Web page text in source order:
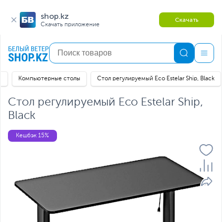
shop.kz
Скачать приложение
Скачать
Компьютерные столы Стол регулируемый Eco Estelar Ship, Black
Стол регулируемый Eco Estelar Ship,
Black
Кешбэк 15%